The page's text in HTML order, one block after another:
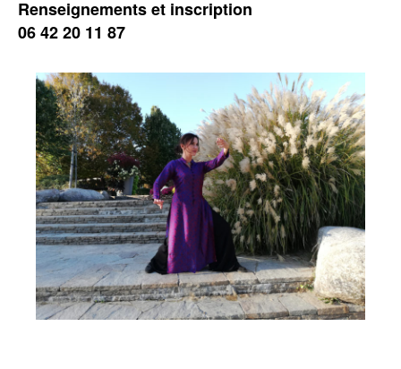
Renseignements et inscription
06 42 20 11 87